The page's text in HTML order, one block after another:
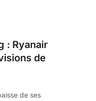
: Ryanair
de
de ses